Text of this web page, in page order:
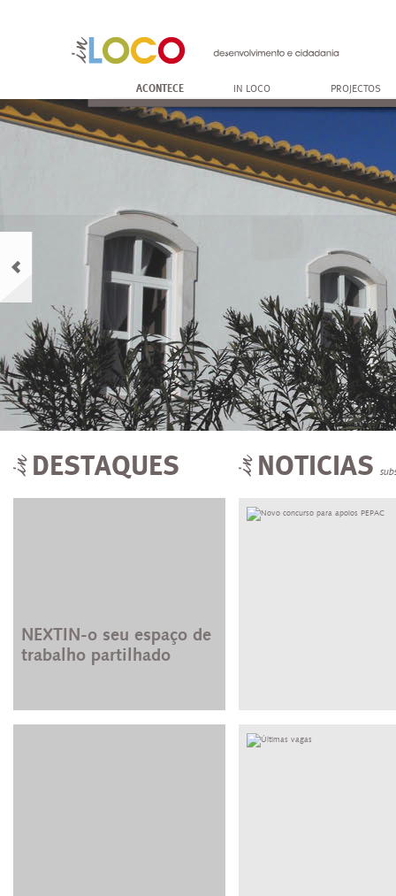
ACONTECE IN LOCO PROJECTOS
DESTAQUES NOTICIAS
NEXTIN-o seu espaço de
trabalho partilhado